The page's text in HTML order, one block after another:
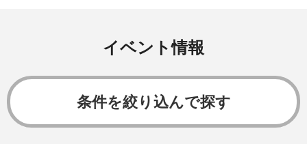
イベント情報
条件を絞り込んで探す